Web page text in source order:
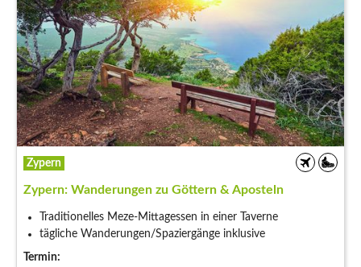
Zypern
Zypern: Wanderungen zu Göttern & Aposteln
Traditionelles Meze-Mittagessen in einer Taverne
tägliche Wanderungen/Spaziergänge inklusive
Termin: